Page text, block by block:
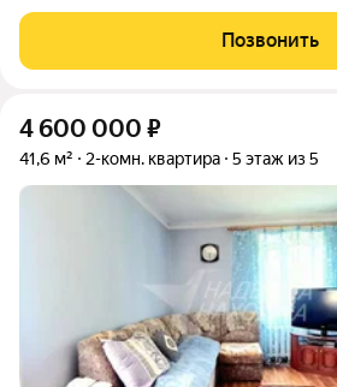
этаже пятиэтажного дома. Квартира с
Позвонить
4 600 000 ₽
41,6 м² 2-комн. квартира 5 этаж из 5